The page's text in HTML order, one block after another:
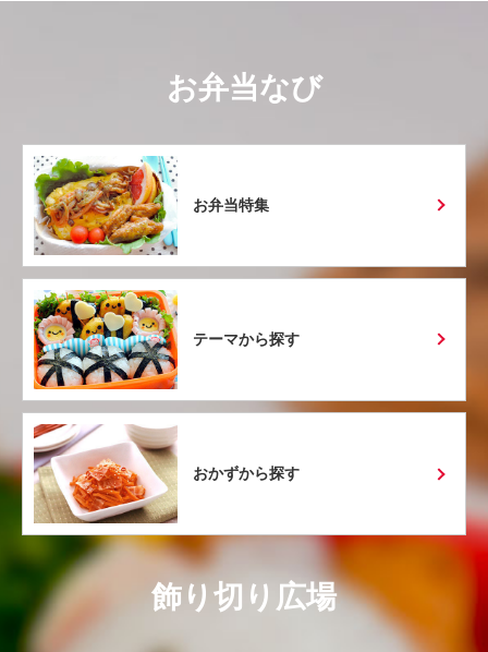
お弁当なび
お弁当特集
テーマから探す
おかずから探す
飾り切り広場